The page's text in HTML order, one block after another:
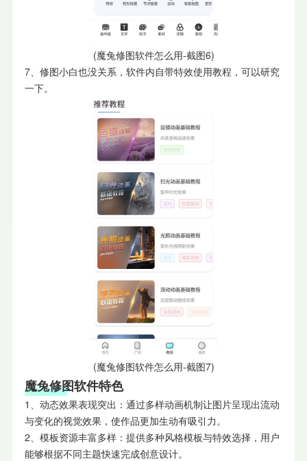
(魔兔修图软件怎么用-截图6)
7、修图小白也没关系，软件内自带特效使用教程，可以研究
一下。
(魔兔修图软件怎么用-截图7)
魔兔修图软件特色
1、动态效果表现突出：通过多样动画机制让图片呈现出流动
与变化的视觉效果，使作品更加生动有吸引力。
2、模板资源丰富多样：提供多种风格模板与特效选择，用户
能够根据不同主题快速完成创意设计。